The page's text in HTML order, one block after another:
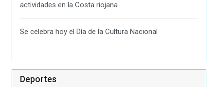
actividades en la Costa riojana
Se celebra hoy el Día de la Cultura Nacional
Deportes